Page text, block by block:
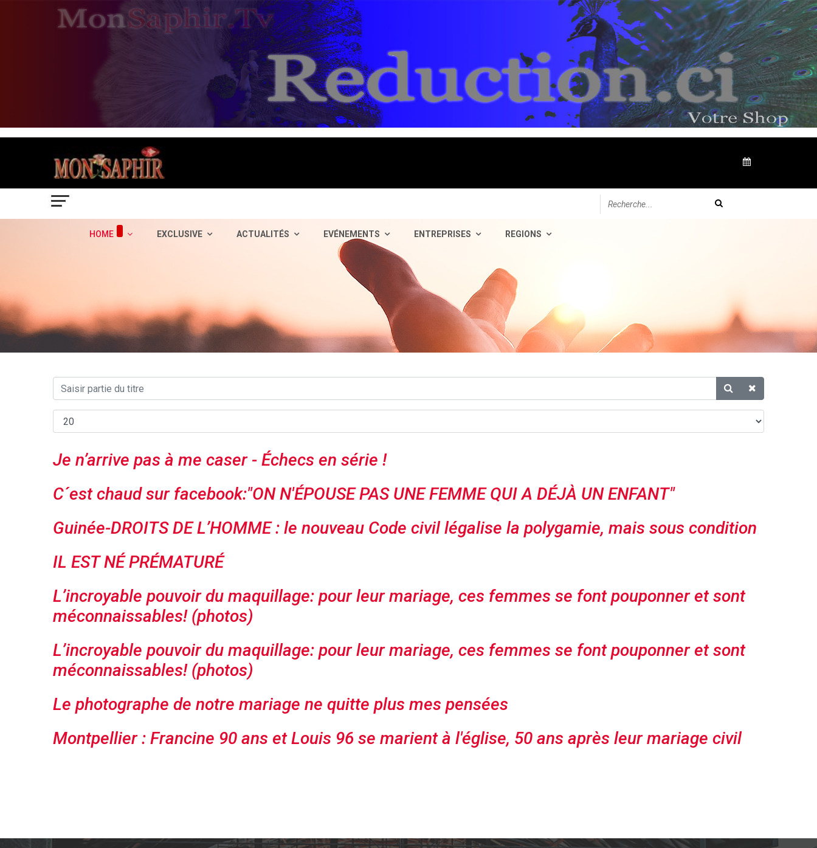
HOME EXCLUSIVE ACTUALITÉS EVÉNEMENTS ENTREPRISES REGIONS
Je n’arrive pas à me caser - Échecs en série !
C´est chaud sur facebook:"ON N'ÉPOUSE PAS UNE FEMME QUI A DÉJÀ UN ENFANT"
Guinée-DROITS DE L’HOMME : le nouveau Code civil légalise la polygamie, mais sous condition
IL EST NÉ PRÉMATURÉ
L’incroyable pouvoir du maquillage: pour leur mariage, ces femmes se font pouponner et sont
méconnaissables! (photos)
L’incroyable pouvoir du maquillage: pour leur mariage, ces femmes se font pouponner et sont
méconnaissables! (photos)
Le photographe de notre mariage ne quitte plus mes pensées
Montpellier : Francine 90 ans et Louis 96 se marient à l'église, 50 ans après leur mariage civil